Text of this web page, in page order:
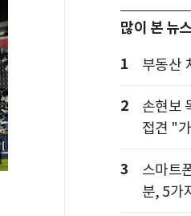
많이 본 뉴스
1
부동산
2
손현보
접견 "
3
스마트
분, 5가